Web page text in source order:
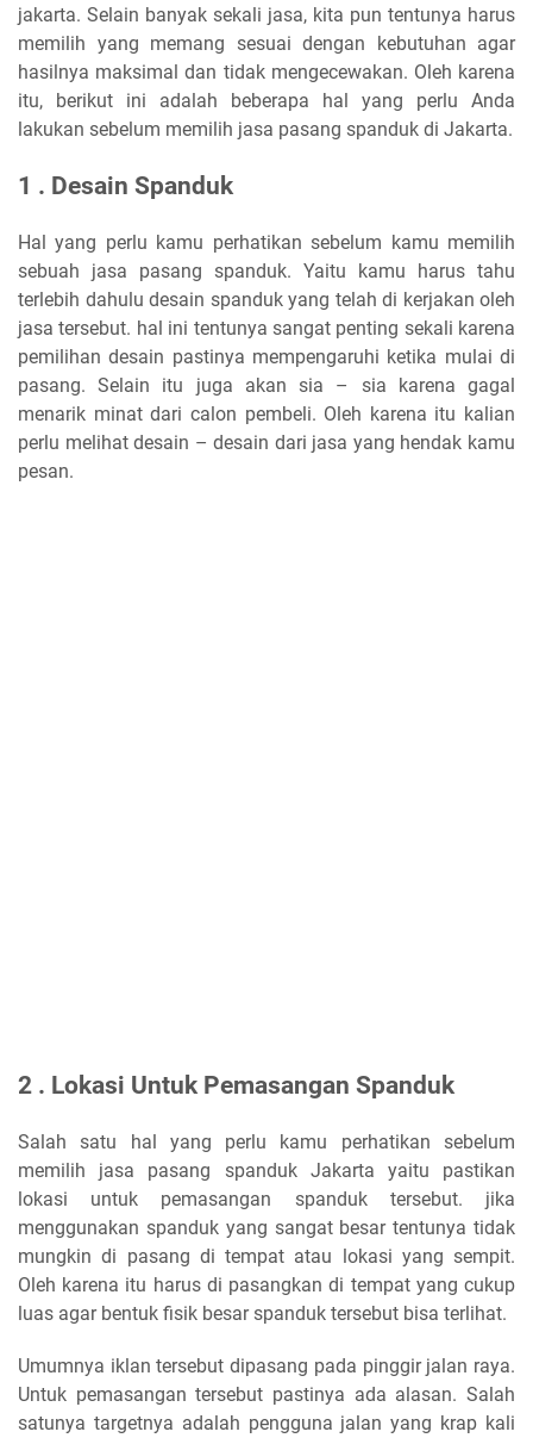
jakarta. Selain banyak sekali jasa, kita pun tentunya harus
memilih yang memang sesuai dengan kebutuhan agar
hasilnya maksimal dan tidak mengecewakan. Oleh karena
itu, berikut ini adalah beberapa hal yang perlu Anda
lakukan sebelum memilih jasa pasang spanduk di Jakarta.
1 . Desain Spanduk
Hal yang perlu kamu perhatikan sebelum kamu memilih
sebuah jasa pasang spanduk. Yaitu kamu harus tahu
terlebih dahulu desain spanduk yang telah di kerjakan oleh
jasa tersebut. hal ini tentunya sangat penting sekali karena
pemilihan desain pastinya mempengaruhi ketika mulai di
pasang. Selain itu juga akan sia – sia karena gagal
menarik minat dari calon pembeli. Oleh karena itu kalian
perlu melihat desain – desain dari jasa yang hendak kamu
pesan.
2 . Lokasi Untuk Pemasangan Spanduk
Salah satu hal yang perlu kamu perhatikan sebelum
memilih jasa pasang spanduk Jakarta yaitu pastikan
lokasi untuk pemasangan spanduk tersebut. jika
menggunakan spanduk yang sangat besar tentunya tidak
mungkin di pasang di tempat atau lokasi yang sempit.
Oleh karena itu harus di pasangkan di tempat yang cukup
luas agar bentuk fisik besar spanduk tersebut bisa terlihat.
Umumnya iklan tersebut dipasang pada pinggir jalan raya.
Untuk pemasangan tersebut pastinya ada alasan. Salah
satunya targetnya adalah pengguna jalan yang krap kali